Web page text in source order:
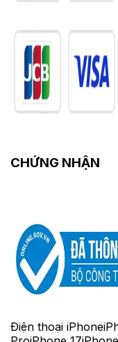
CHỨNG NHẬN
Điện thoại iPhone